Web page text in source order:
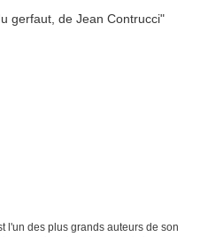
l'un des plus grands auteurs de son